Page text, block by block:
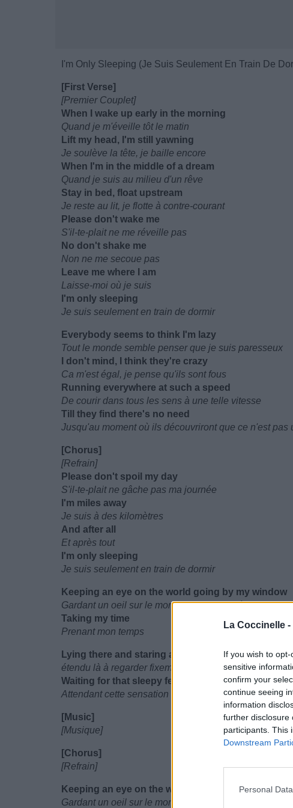
La Coccinelle -
If you wish to
sensitive
confirm your
continue seeing
information
further disclosure
participants. This
Downstream
Personal
I'm Only Sleeping (Je Suis Seulement En Train De
[First Verse]
[Premier Couplet]
When I wake up early in the morning
Quand je m'éveille tôt le matin
Lift my head, I'm still yawning
Je soulève la tête, je baille encore
When I'm in the middle of a dream
Quand je suis au milieu d'un rêve
Stay in bed, float upstream
Je reste au lit, je flotte à contre-courant
Please don't wake me
S'il-te-plait ne me réveille pas
No don't shake me
Non ne me secoue pas
Leave me where I am
Laisse-moi où je suis
I'm only sleeping
Je suis seulement en train de dormir
Everybody seems to think I'm lazy
Tout le monde semble penser que je suis paresseux
I don't mind, I think they're crazy
Ca m'est égal, je pense qu'ils sont fous
Running everywhere at such a speed
De courir dans tous les sens à une telle vitesse
Till they find there's no need
Jusqu'au moment où ils découvriront que ce n'est pas
[Chorus]
[Refrain]
Please don't spoil my day
S'il-te-plait ne gâche pas ma journée
I'm miles away
Je suis à des kilomètres
And after all
Et après tout
I'm only sleeping
Je suis seulement en train de dormir
Keeping an eye on the world going by my window
Gardant un oeil sur le monde qui passe près de ma
Taking my time
Prenant mon temps
Lying there and staring at the ceiling
étendu là à regarder fixement le plafond
Waiting for that sleepy feeling
Attendant cette sensation d'endormissement
[Music]
[Musique]
[Chorus]
[Refrain]
Keeping an eye on the world going by my window
Gardant un oeil sur le monde qui passe près de ma